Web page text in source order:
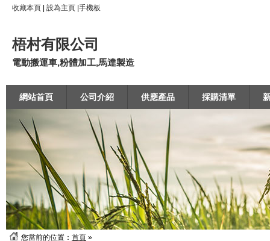
收藏本頁 設為主頁 手機板
梧村有限公司
電動搬運車,粉體加工,馬達製造
網站首頁 公司介紹 供應產品 採購清單
您當前的位置： 首頁 »